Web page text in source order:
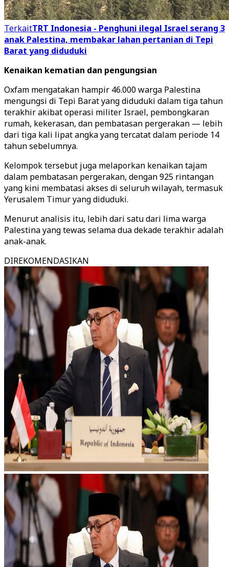
TerkaitTRT Indonesia - Penghuni ilegal Israel serang 3
anak Palestina, membakar lahan pertanian di Tepi
Barat yang diduduki
Kenaikan kematian dan pengungsian
Oxfam mengatakan hampir 46.000 warga Palestina
mengungsi di Tepi Barat yang diduduki dalam tiga tahun
terakhir akibat operasi militer Israel, pembongkaran
rumah, kekerasan, dan pembatasan pergerakan — lebih
dari tiga kali lipat angka yang tercatat dalam periode 14
tahun sebelumnya.
Kelompok tersebut juga melaporkan kenaikan tajam
dalam pembatasan pergerakan, dengan 925 rintangan
yang kini membatasi akses di seluruh wilayah, termasuk
Yerusalem Timur yang diduduki.
Menurut analisis itu, lebih dari satu dari lima warga
Palestina yang tewas selama dua dekade terakhir adalah
anak-anak.
DIREKOMENDASIKAN